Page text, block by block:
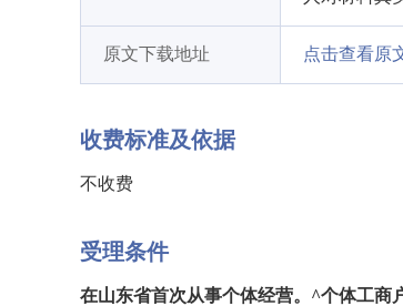
原文下载地址 点击查看原
收费标准及依据
不收费
受理条件
在山东省首次从事个体经营。^个体工商